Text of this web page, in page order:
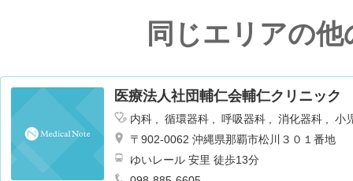
同じエリアの他
医療法人社団輔仁会輔仁クリニック
内科 循環器科 呼吸器科 消化器科
小
外科
〒902-0062 沖縄県那覇市松川３０１番地
ゆいレール 安里 徒歩13分